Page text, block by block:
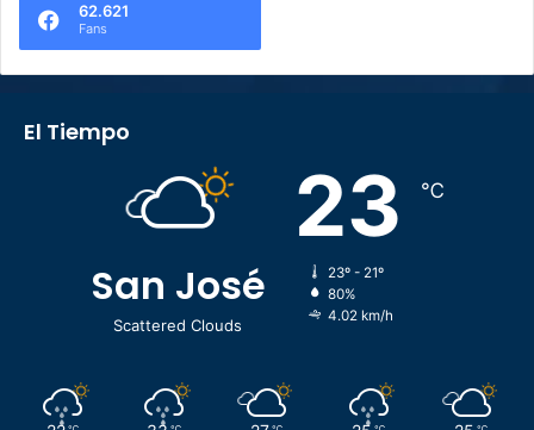
62.621
Fans
El Tiempo
San José
Scattered Clouds
23 ℃
23º - 21º
80%
4.02 km/h